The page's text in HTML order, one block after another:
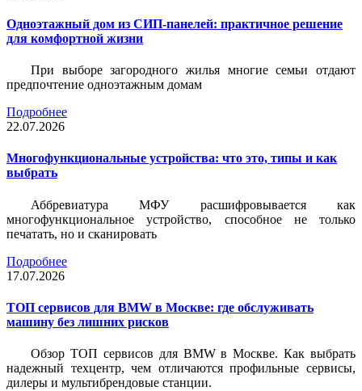
Одноэтажный дом из СИП-панелей: практичное решение
для комфортной жизни
При выборе загородного жилья многие семьи отдают
предпочтение одноэтажным домам
Подробнее
22.07.2026
Многофункциональные устройства: что это, типы и как
выбрать
Аббревиатура МФУ расшифровывается как
многофункциональное устройство, способное не только
печатать, но и сканировать
Подробнее
17.07.2026
ТОП сервисов для BMW в Москве: где обслуживать
машину без лишних рисков
Обзор ТОП сервисов для BMW в Москве. Как выбрать
надежный техцентр, чем отличаются профильные сервисы,
дилеры и мультибрендовые станции.